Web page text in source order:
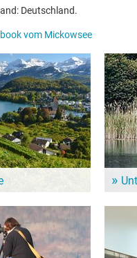
Deutschland.
vom Mickowsee
und weitere Infos
Nähe